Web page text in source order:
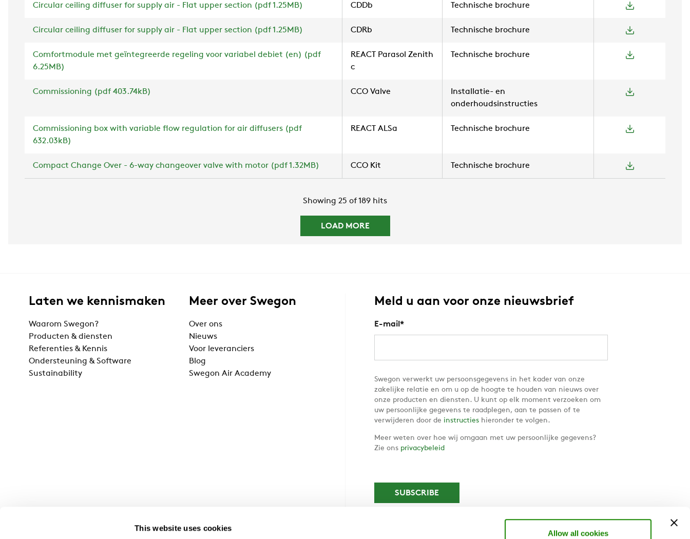
This website uses cookies
Allow all cookies
Circular ceiling diffuser for supply air - Flat upper section (pdf 1.25MB) CDDb Technische brochure
Circular ceiling diffuser for supply air - Flat upper section (pdf 1.25MB) CDRb Technische brochure
Comfortmodule met geïntegreerde regeling voor variabel debiet (en) (pdf
6.25MB)
REACT Parasol Zenith
c
Technische brochure
Commissioning (pdf 403.74kB) CCO Valve
Installatie- en
onderhoudsinstructies
Commissioning box with variable flow regulation for air diffusers (pdf
632.03kB)
REACT ALSa Technische brochure
Compact Change Over - 6-way changeover valve with motor (pdf 1.32MB) CCO Kit Technische brochure
Showing 25 of 189 hits
LOAD MORE
Laten we kennismaken
Waarom Swegon?
Producten & diensten
Referenties & Kennis
Ondersteuning & Software
Sustainability
Meer over Swegon
Over ons
Nieuws
Voor leveranciers
Blog
Swegon Air Academy
Meld u aan voor onze nieuwsbrief
E-mail *
Swegon verwerkt uw persoonsgegevens in het kader van onze
zakelijke relatie en om u op de hoogte te houden van nieuws over
onze producten en diensten. U kunt op elk moment verzoeken om
uw persoonlijke gegevens te raadplegen, aan te passen of te
verwijderen door de instructies hieronder te volgen.
Meer weten over hoe wij omgaan met uw persoonlijke gegevens?
Zie ons privacybeleid